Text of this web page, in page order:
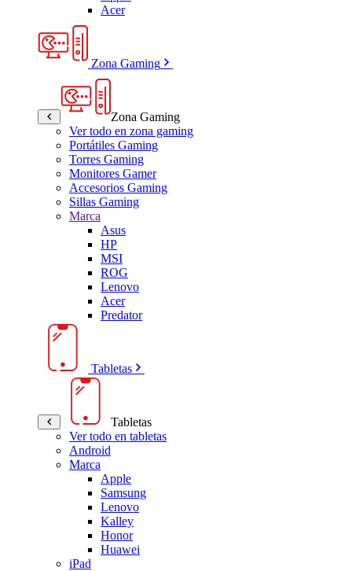
Acer
Zona Gaming
Zona Gaming
Ver todo en zona gaming
Portátiles Gaming
Torres Gaming
Monitores Gamer
Accesorios Gaming
Sillas Gaming
Marca
Asus
HP
MSI
ROG
Lenovo
Acer
Predator
Tabletas
Tabletas
Ver todo en tabletas
Android
Marca
Apple
Samsung
Lenovo
Kalley
Honor
Huawei
iPad